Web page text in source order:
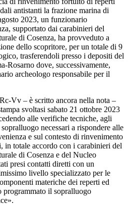
antistanti la frazione marina di
2023, un funzionario
supportato dai carabinieri del
di Cosenza, ha provveduto a
dello scopritore, per un totale di 9
trasferendoli presso i depositi del
Rosarno dove, successivamente,
archeologo responsabile per il
Vv – è scritto ancora nella nota –
svoltasi sabato 21 ottobre 2023
alle verifiche tecniche, agli
necessari a rispondere alle
e sul contesto di rinvenimento
in totale accordo con i carabinieri del
di Cosenza e del Nucleo
presi contatti diretti con un
livello specializzato per le
materiche dei reperti ed
programmato il sopralluogo